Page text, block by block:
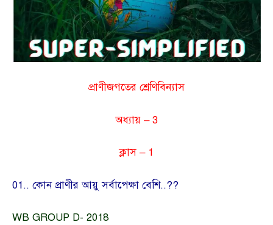
প্রাণীজগতের শ্রেণিবিন্যাস
অধ্যায় – 3
ক্লাস – 1
01.. কোন প্রাণীর আয়ু সর্বাপেক্ষা বেশি..??
WB GROUP D- 2018